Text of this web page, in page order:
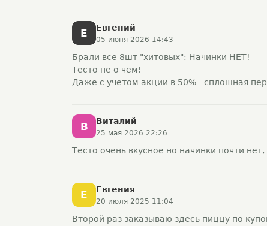
Е Евгений
05 июня 2026 14:43
Брали все 8шт "хитовых": Начинки НЕТ!
Тесто не о чем!
Даже с учётом акции в 50% - сплошная
В Виталий
25 мая 2026 22:26
Тесто очень вкусное но начинки почти
Е Евгения
20 июля 2025 11:04
Второй раз заказываю здесь пиццу по